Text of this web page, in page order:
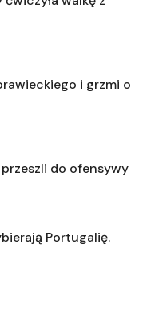
i grzmi o
do ofensywy
Portugalię.